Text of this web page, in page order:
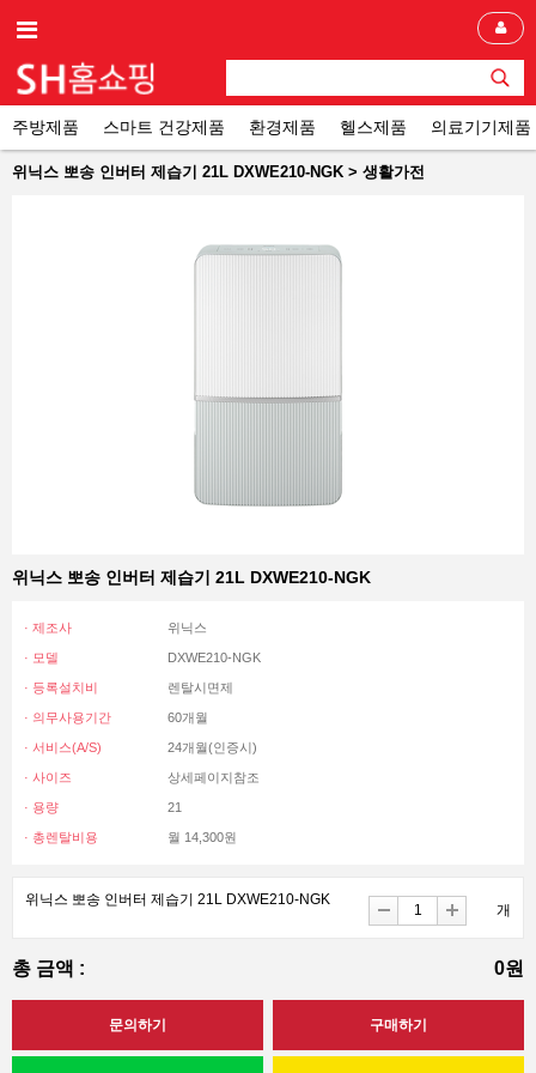
주방제품 스마트 건강제품 환경제품 헬스제품 의료기기제품
위닉스 뽀송 인버터 제습기 21L DXWE210-NGK > 생활가전
위닉스 뽀송 인버터 제습기 21L DXWE210-NGK
· 제조사 위닉스
· 모델 DXWE210-NGK
· 등록설치비 렌탈시면제
· 의무사용기간 60개월
· 서비스(A/S) 24개월(인증시)
· 사이즈 상세페이지참조
· 용량 21
· 총렌탈비용 월 14,300원
위닉스 뽀송 인버터 제습기 21L DXWE210-NGK
개
총 금액 : 0원